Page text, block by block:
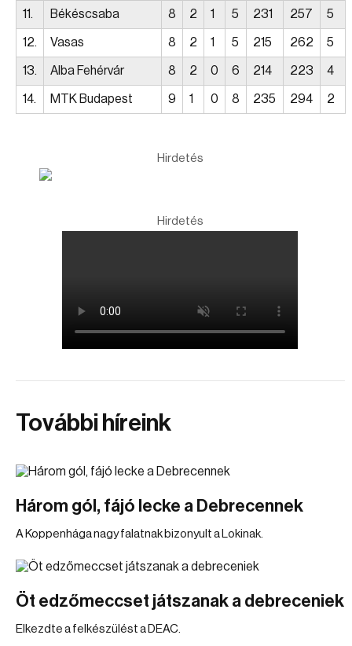
11. Békéscsaba 8 2 1 5 231 257 5
12. Vasas 8 2 1 5 215 262 5
13. Alba Fehérvár 8 2 0 6 214 223 4
14. MTK Budapest 9 1 0 8 235 294 2
Hirdetés
Hirdetés
További híreink
Három gól, fájó lecke a Debrecennek
A Koppenhága nagy falatnak bizonyult a Lokinak.
Öt edzőmeccset játszanak a debreceniek
Elkezdte a felkészülést a DEAC.